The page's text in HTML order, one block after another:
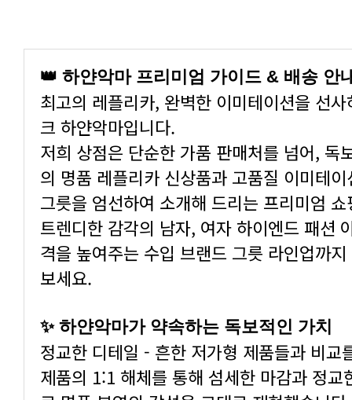
👑 하얀악마 프리미엄 가이드 & 배송 안
크 하얀악마입니다.
그릇을 엄선하여 소개해 드리는 프리미엄
보세요.
✨ 하얀악마가 약속하는 독보적인 가치